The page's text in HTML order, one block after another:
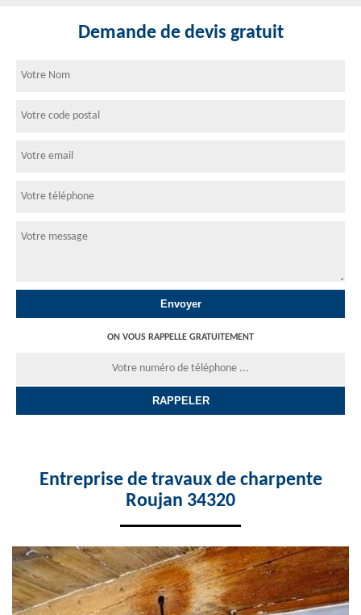
Demande de devis gratuit
ON VOUS RAPPELLE GRATUITEMENT
Entreprise de travaux de charpente
Roujan 34320